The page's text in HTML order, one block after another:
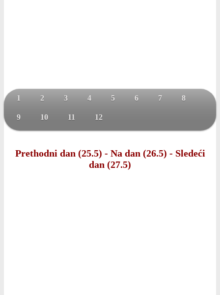
1 2 3 4 5 6 7 8
9 10 11 12
Prethodni dan (25.5) - Na dan (26.5) - Sledeći
dan (27.5)